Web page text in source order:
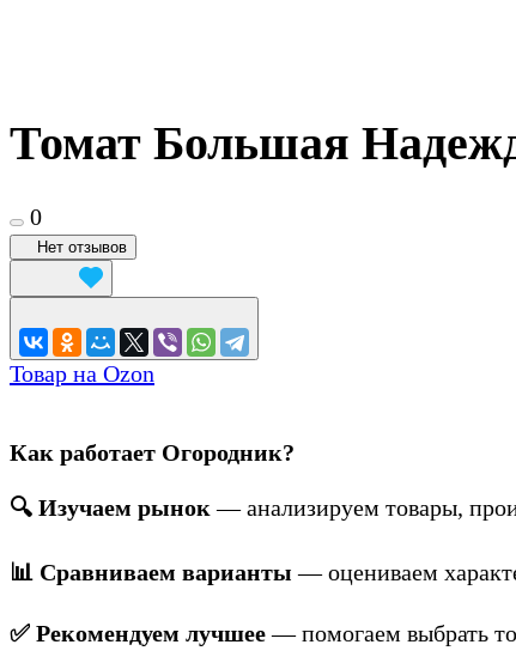
Томат Большая
0
Нет отзывов
Товар на Ozon
Как работает Огородник?
🔍 Изучаем рынок — анализируем товары,
📊 Сравниваем варианты — оцениваем
✅ Рекомендуем лучшее— помогаем выбрать